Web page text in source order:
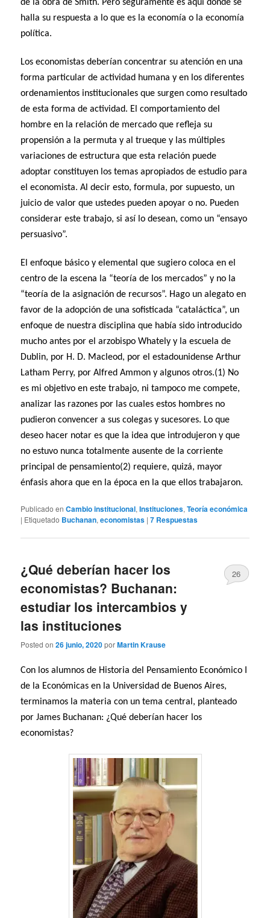
de la obra de Smith. Pero seguramente es aquí donde se
halla su respuesta a lo que es la economía o la economía
política.
Los economistas deberían concentrar su atención en una
forma particular de actividad humana y en los diferentes
ordenamientos institucionales que surgen como resultado
de esta forma de actividad. El comportamiento del
hombre en la relación de mercado que refleja su
propensión a la permuta y al trueque y las múltiples
variaciones de estructura que esta relación puede
adoptar constituyen los temas apropiados de estudio para
el economista. Al decir esto, formula, por supuesto, un
juicio de valor que ustedes pueden apoyar o no. Pueden
considerar este trabajo, si así lo desean, como un “ensayo
persuasivo”.
El enfoque básico y elemental que sugiero coloca en el
centro de la escena la “teoría de los mercados” y no la
“teoría de la asignación de recursos”. Hago un alegato en
favor de la adopción de una sofisticada “cataláctica”, un
enfoque de nuestra disciplina que había sido introducido
mucho antes por el arzobispo Whately y la escuela de
Dublin, por H. D. Macleod, por el estadounidense Arthur
Latham Perry, por Alfred Ammon y algunos otros.(1) No
es mi objetivo en este trabajo, ni tampoco me compete,
analizar las razones por las cuales estos hombres no
pudieron convencer a sus colegas y sucesores. Lo que
deseo hacer notar es que la idea que introdujeron y que
no estuvo nunca totalmente ausente de la corriente
principal de pensamiento(2) requiere, quizá, mayor
énfasis ahora que en la época en la que ellos trabajaron.
Publicado en Cambio institucional,Instituciones,Teoría económica
| Etiquetado Buchanan,economistas |7 Respuestas
¿Qué deberían hacer los
economistas? Buchanan:
estudiar los intercambios y
las instituciones
Posted on26 junio, 2020porMartin Krause
26
Con los alumnos de Historia del Pensamiento Económico I
de la Económicas en la Universidad de Buenos Aires,
terminamos la materia con un tema central, planteado
por James Buchanan: ¿Qué deberían hacer los
economistas?